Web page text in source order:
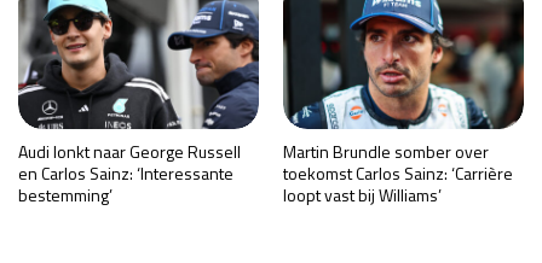
Audi lonkt naar George Russell
en Carlos Sainz: ‘Interessante
bestemming’
Martin Brundle somber over
toekomst Carlos Sainz: ‘Carrière
loopt vast bij Williams’